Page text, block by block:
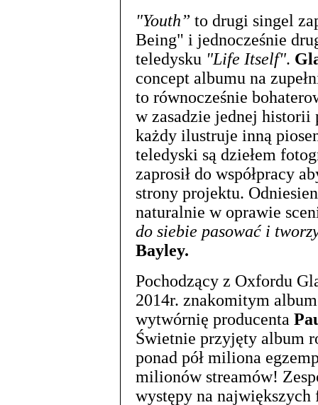
"Youth” to drugi singel
Being" i jednocześnie
teledysku "Life Itself".
concept albumu na
to równocześnie
w zasadzie jednej historii
każdy ilustruje inną
teledyski są dziełem
zaprosił do współpracy
strony projektu.
naturalnie w oprawie
do siebie pasować i
Bayley.
Pochodzący z Oxfordu
2014r. znakomitym
wytwórnię producenta
Świetnie przyjęty album
ponad pół miliona
milionów streamów!
występy na